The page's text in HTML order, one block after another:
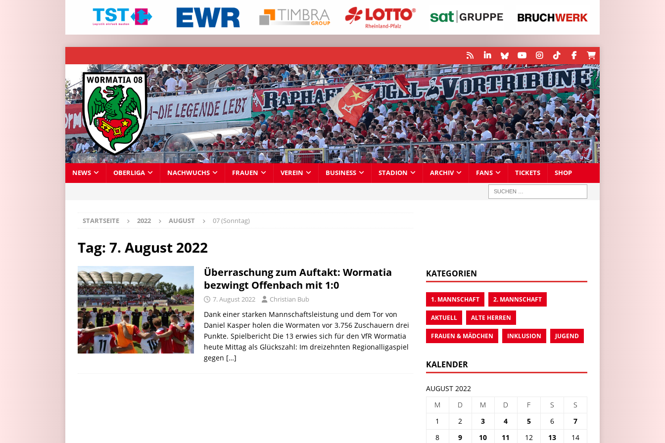
NEWS OBERLIGA NACHWUCHS FRAUEN VEREIN BUSINESS STADION ARCHIV FANS TICKETS SHOP
STARTSEITE 2022 AUGUST 07 (Sonntag)
Tag: 7. August 2022
Überraschung zum Auftakt: Wormatia
bezwingt Offenbach mit 1:0
7. August 2022 Christian Bub
Dank einer starken Mannschaftsleistung und dem Tor von
Daniel Kasper holen die Wormaten vor 3.756 Zuschauern drei
Punkte. Spielbericht Die 13 erwies sich für den VfR Wormatia
heute Mittag als Glückszahl: Im dreizehnten Regionalligaspiel
gegen […]
KATEGORIEN
1. MANNSCHAFT 2. MANNSCHAFT
AKTUELL ALTE HERREN
FRAUEN & MÄDCHEN INKLUSION JUGEND
KALENDER
AUGUST 2022
M
D M D F S
S
1
2 3 4 5 6
7
8
9 10 11 12 13 14